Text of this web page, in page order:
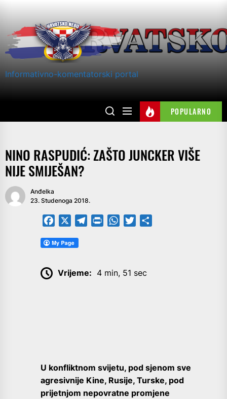
content
Informativno-komentatorski portal
POPULARNO
NINO RASPUDIĆ: ZAŠTO JUNCKER VIŠE
NIJE SMIJEŠAN?
Anđelka
23. Studenoga 2018.
Facebook TelegramPrintFriendly
WhatsApp
Twitter
Vrijeme: 4 min, 51 sec
U konfliktnom svijetu, pod sjenom sve
agresivnije Kine, Rusije, Turske, pod
prijetnjom nepovratne promjene